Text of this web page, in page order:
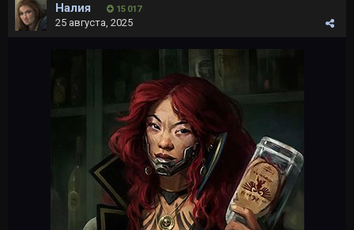
Налия 15 017
25 августа, 2025